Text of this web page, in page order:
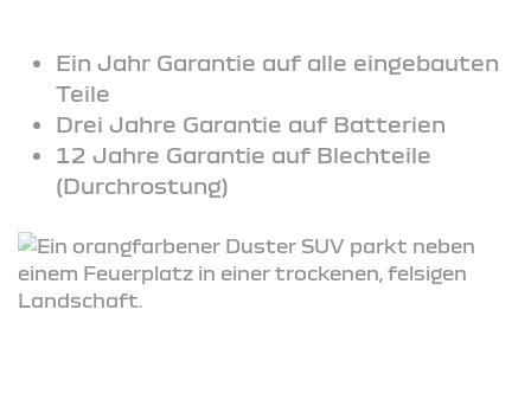
Ein Jahr Garantie auf alle eingebauten
Teile
Drei Jahre Garantie auf Batterien
12 Jahre Garantie auf Blechteile
(Durchrostung)